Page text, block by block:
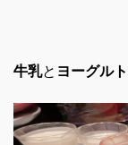
牛乳と ヨーグルト